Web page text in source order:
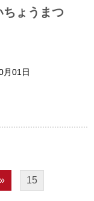
ょうまつ
月01日
» 15